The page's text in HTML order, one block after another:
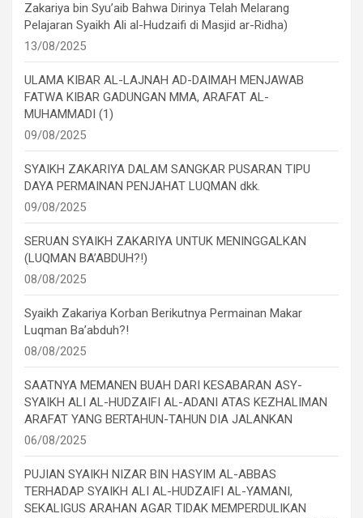
Zakariya bin Syu’aib Bahwa Dirinya Telah Melarang
Pelajaran Syaikh Ali al-Hudzaifi di Masjid ar-Ridha)
13/08/2025
ULAMA KIBAR AL-LAJNAH AD-DAIMAH MENJAWAB
FATWA KIBAR GADUNGAN MMA, ARAFAT AL-
MUHAMMADI (1)
09/08/2025
SYAIKH ZAKARIYA DALAM SANGKAR PUSARAN TIPU
DAYA PERMAINAN PENJAHAT LUQMAN dkk.
09/08/2025
SERUAN SYAIKH ZAKARIYA UNTUK MENINGGALKAN
(LUQMAN BA’ABDUH?!)
08/08/2025
Syaikh Zakariya Korban Berikutnya Permainan Makar
Luqman Ba’abduh?!
08/08/2025
SAATNYA MEMANEN BUAH DARI KESABARAN ASY-
SYAIKH ALI AL-HUDZAIFI AL-ADANI ATAS KEZHALIMAN
ARAFAT YANG BERTAHUN-TAHUN DIA JALANKAN
06/08/2025
PUJIAN SYAIKH NIZAR BIN HASYIM AL-ABBAS
TERHADAP SYAIKH ALI AL-HUDZAIFI AL-YAMANI,
SEKALIGUS ARAHAN AGAR TIDAK MEMPERDULIKAN